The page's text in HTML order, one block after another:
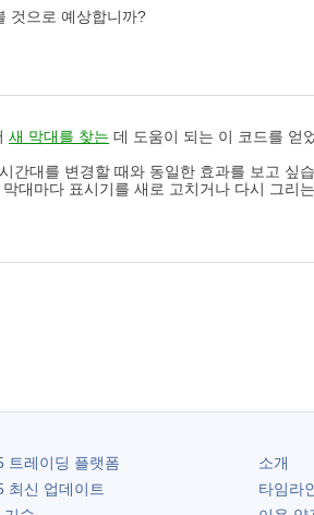
것으로 예상합니까?
새 막대를 찾는 데 도움이 되는 이 코드를 얻
간대를 변경할 때와 동일한 효과를 보고
대마다 표시기를 새로 고치거나 다시 그리
트레이딩 플랫폼
최신 업데이트
소개
타임라